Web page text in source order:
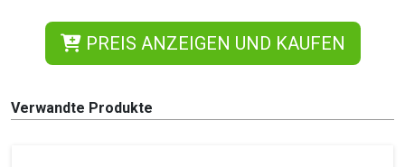
PREIS ANZEIGEN UND KAUFEN
Verwandte Produkte